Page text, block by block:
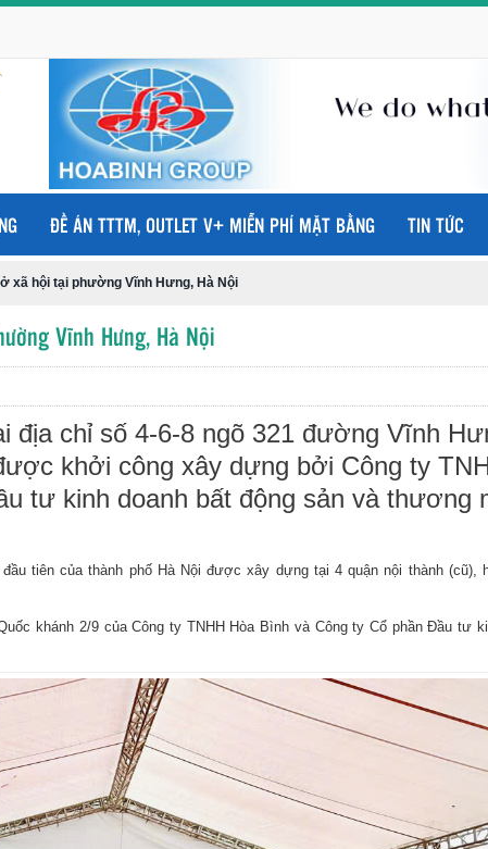
ĐỀ ÁN TTTM, OUTLET V+ MIỄN PHÍ MẶT BẰNG TIN TỨC
xã hội tại phường Vĩnh Hưng, Hà Nội
Vĩnh Hưng, Hà Nội
địa chỉ số 4-6-8 ngõ 321 đường Vĩnh
khởi công xây dựng bởi Công ty
tư kinh doanh bất động sản và thương
tiên của thành phố Hà Nội được xây dựng tại 4 quận nội thành (cũ),
khánh 2/9 của Công ty TNHH Hòa Bình và Công ty Cổ phần Đầu tư